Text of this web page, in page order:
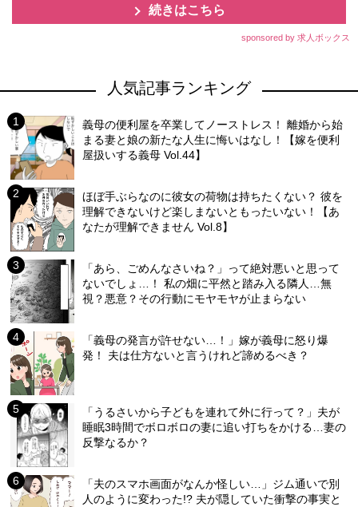
続きはこちら
sponsored by 求人ボックス
人気記事ランキング
義母の便利屋を卒業してノーストレス！ 離婚から始
まる妻と娘の新たな人生に悔いはなし！【嫁を便利
屋扱いする義母 Vol.44】
ほぼ手ぶらなのに彼女の荷物は持ちたくない？ 彼を
理解できないけど楽しまないともったいない！【あ
なたが理解できません Vol.8】
「あら、ごめんなさいね？」って絶対悪いと思って
ないでしょ…！ 私の畑に平然と踏み入る隣人…無
視？悪意？その行動にモヤモヤが止まらない
「義母の発言が許せない…！」嫁が義母に怒り爆
発！ 夫は仕方ないと言うけれど諦めるべき？
「うるさいから子どもを連れて外に行って？」夫が
睡眠3時間でボロボロの妻に追い打ちをかける…妻の
反撃なるか？
「夫のスマホ画面がなんか怪しい…」ジム通いで別
人のように変わった!? 夫が隠していた衝撃の事実と